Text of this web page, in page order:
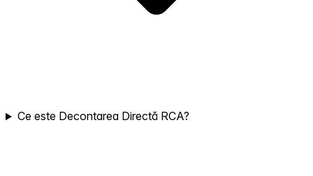
Ce este Decontarea Directă RCA?